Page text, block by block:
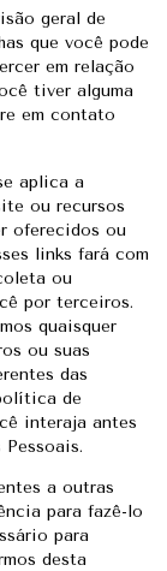
geral de
que você pode
em relação
tiver alguma
em contato
aplica a
ou recursos
oferecidos ou
links fará com
ou
por terceiros.
quaisquer
ou suas
das
de
interaja antes
a outras
para fazê-lo
para
desta